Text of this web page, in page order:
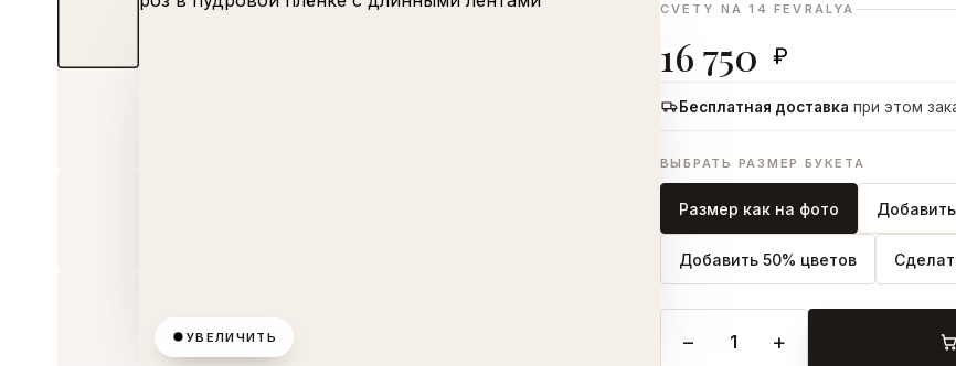
УВЕЛИЧИТЬ
CVETY NA 14 FEVRALYA
16 750 ₽
Бесплатная доставка при этом
ВЫБРАТЬ РАЗМЕР БУКЕТА
Размер как на фото
Добавить 50% цветов
− 1 +
ОФОРМИТЬ ЗАКАЗ